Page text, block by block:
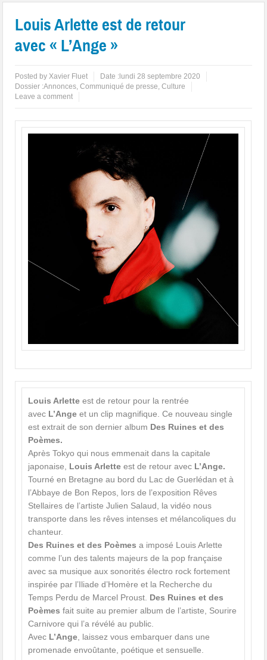
Louis Arlette est de retour
avec « L’Ange »
Posted byXavier Fluet Date : lundi 28 septembre 2020
Dossier :Annonces,Communiqué de presse,Culture
Leave a comment
Louis Arletteest de retour pour la rentrée
avec L’Angeet un clip magnifique. Ce nouveau single
est extrait de son dernier album Des Ruines et des
Poèmes.
Après Tokyo qui nous emmenait dans la capitale
japonaise, Louis Arlette est de retour avec L’Ange.
Tourné en Bretagne au bord du Lac de Guerlédan et à
l’Abbaye de Bon Repos, lors de l’exposition Rêves
Stellaires de l’artiste Julien Salaud, la vidéo nous
transporte dans les rêves intenses et mélancoliques du
chanteur.
Des Ruines et des Poèmes a imposé Louis Arlette
comme l’un des talents majeurs de la pop française
avec sa musique aux sonorités électro rock fortement
inspirée par l’Iliade d’Homère et la Recherche du
Temps Perdu de Marcel Proust. Des Ruines et des
Poèmes fait suite au premier album de l’artiste, Sourire
Carnivore qui l’a révélé au public.
Avec L’Ange , laissez vous embarquer dans une
promenade envoûtante, poétique et sensuelle.